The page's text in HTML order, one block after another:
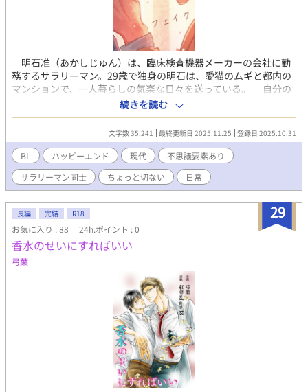
明石准（あかしじゅん）は、臨床検査機器メーカーの会社に勤
務するサラリーマン。29歳で独身の明石は、愛猫のムギと都内の
マンションで、一人暮らしの気楽な日々を送っている。 自分の
ことを平々凡々な人間だと自負している明石にも、一つだけマイ
ノリティな面があった。それは恋愛対象が男だということだ。今
は会社の同期である七尾雄大（ななおゆうだい）に入社当時から
長い片思いをしている。 ある日、自宅で一人晩酌を始めた明
石。ところが酔い過ぎて途中から記憶が飛び、気がつくと朝にな
っていた。翌日身に覚えのない荷物が届く。不思議に思いながら
も荷物を開けてみると。 そこには、七尾にそっくりな人形が収
まっていた。 最初は渋々と人形を引き取った明石だったが、本
物の七尾とでは叶えられない欲望を満たしてくれる人形との生活
に段々とのめり込んでいき――。 想い人と生写しの人形を通し
て、本当の自分の気持ちに向き合うちょっと不思議なラブストー
リー。 ★ イケメンサラリーマン×平凡サラリーマンです。ハッ
ピーエンドです。 ★ 絡みが作中に発生いたします。 ★ 別ジャ
ンルで書いたものをオリジナルに書き直しました。 ★ 作者は絵
心がないので表紙はChatGPTにお願いしました（執筆にAIは一切
続きを読む
文字数 35,241 最終更新日 2025.11.25 登録日 2025.10.31
BL ハッピーエンド 現代
不思議要素あり
サラリーマン同士
ちょっと切ない 日常
29
長編 完結 R18
お気に入り : 88 24h.ポイント : 0
香水のせいにすればいい
弓葉